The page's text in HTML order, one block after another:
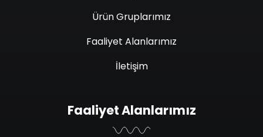
Ürün Gruplarımız
Faaliyet Alanlarımız
İletişim
Faaliyet Alanlarımız